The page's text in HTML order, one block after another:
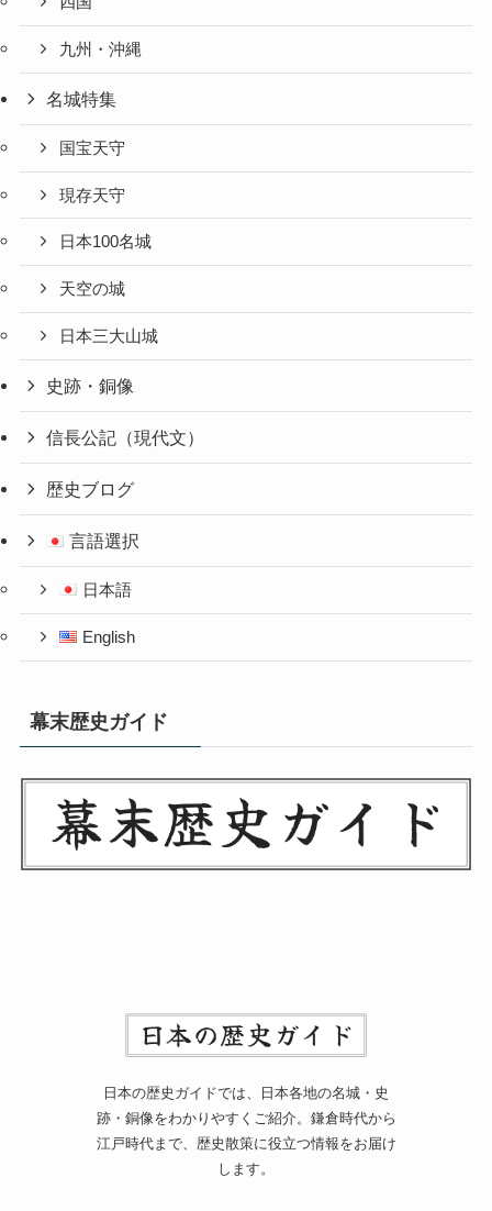
九州・沖縄
名城特集
国宝天守
現存天守
日本100名城
天空の城
日本三大山城
史跡・銅像
信長公記（現代文）
歴史ブログ
言語選択
日本語
English
幕末歴史ガイド
日本の歴史ガイドでは、日本各地の名城・史
跡・銅像をわかりやすくご紹介。鎌倉時代から
江戸時代まで、歴史散策に役立つ情報をお届け
します。